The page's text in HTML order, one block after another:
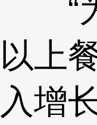
“为
以上
入增